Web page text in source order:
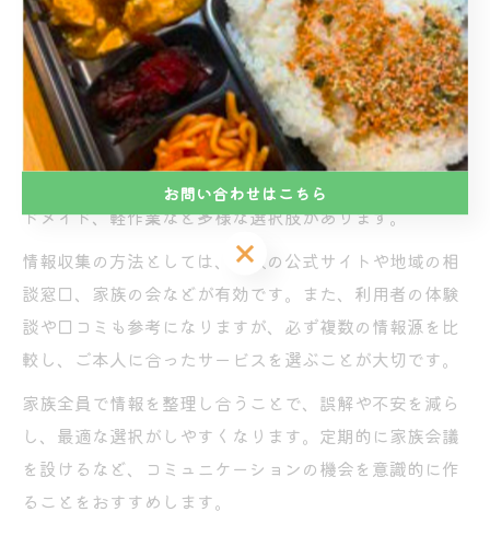
ハードルが下がった」という声も多く聞かれます。
家族間で共有したい就労継続支援B型の情報
就労継続支援B型の利用を検討する際は、家族間で最新
情報や事業所ごとの特徴を共有することが重要です。特
に大阪市平野区喜連西には、動物と触れ合う作業やハン
ドメイド、軽作業など多様な選択肢があります。
情報収集の方法としては、行政の公式サイトや地域の相
談窓口、家族の会などが有効です。また、利用者の体験
談や口コミも参考になりますが、必ず複数の情報源を比
較し、ご本人に合ったサービスを選ぶことが大切です。
家族全員で情報を整理し合うことで、誤解や不安を減ら
し、最適な選択がしやすくなります。定期的に家族会議
を設けるなど、コミュニケーションの機会を意識的に作
ることをおすすめします。
お問い合わせはこちら
お問い合わせはこちら